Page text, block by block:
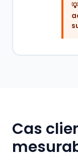
Cas